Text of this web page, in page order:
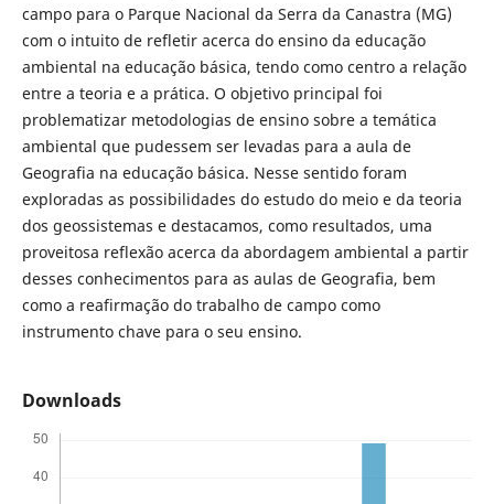
campo para o Parque Nacional da Serra da Canastra (MG)
com o intuito de refletir acerca do ensino da educação
ambiental na educação básica, tendo como centro a relação
entre a teoria e a prática. O objetivo principal foi
problematizar metodologias de ensino sobre a temática
ambiental que pudessem ser levadas para a aula de
Geografia na educação básica. Nesse sentido foram
exploradas as possibilidades do estudo do meio e da teoria
dos geossistemas e destacamos, como resultados, uma
proveitosa reflexão acerca da abordagem ambiental a partir
desses conhecimentos para as aulas de Geografia, bem
como a reafirmação do trabalho de campo como
instrumento chave para o seu ensino.
Downloads